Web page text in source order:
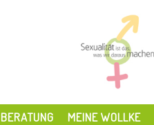
BERATUNG MEINE WOLLKE